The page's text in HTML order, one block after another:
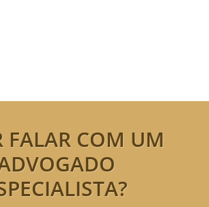
FALAR COM UM